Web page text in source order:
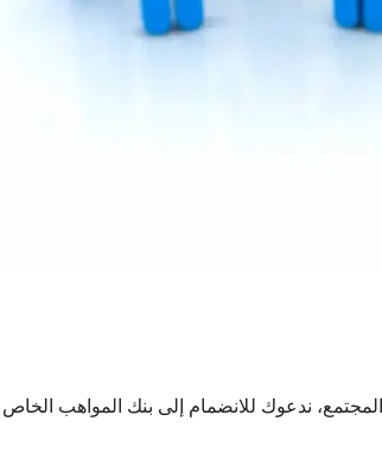
ندعوك للانضمام إلى بنك المواهب الخاص